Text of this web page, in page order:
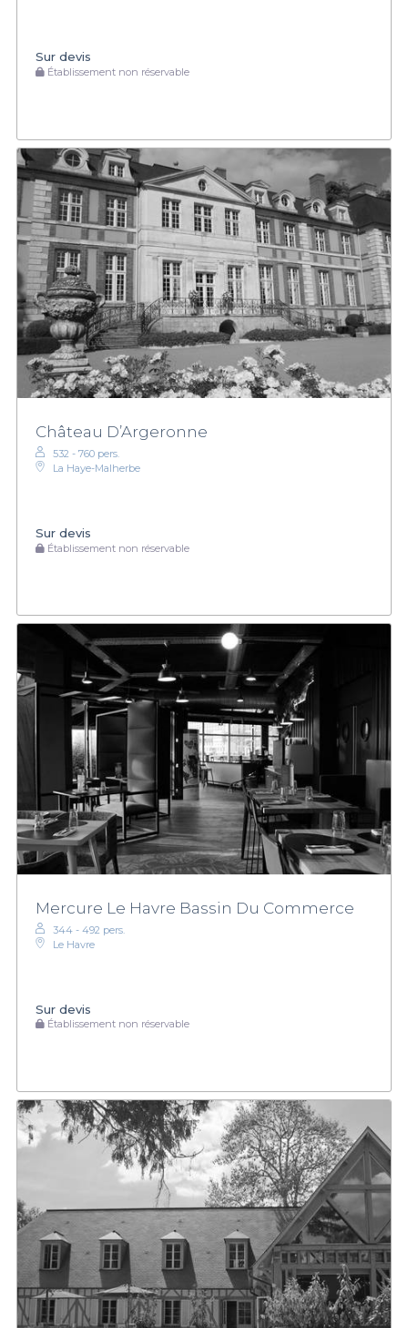
Sur devis
Établissement non réservable
Château D’Argeronne
532 - 760 pers.
La Haye-Malherbe
Sur devis
Établissement non réservable
Mercure Le Havre Bassin Du Commerce
344 - 492 pers.
Le Havre
Sur devis
Établissement non réservable